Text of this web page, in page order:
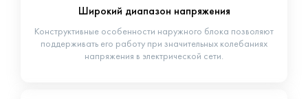
Широкий диапазон напряжения
Конструктивные особенности наружного блока позволяют
поддерживать его работу при значительных колебаниях
напряжения в электрической сети.